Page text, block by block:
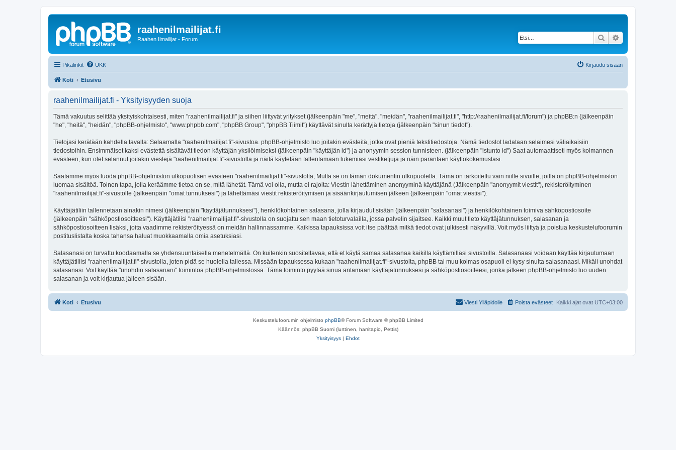
raahenilmailijat.fi
Raahen Ilmailijat - Forum Etsi
Pikalinkit UKK Kirjaudu sisään
Koti Etusivu
raahenilmailijat.fi - Yksityisyyden suoja
Tämä vakuutus selittää yksityiskohtaisesti, miten "raahenilmailijat.fi" ja siihen liittyvät yritykset (jälkeenpäin "me", "meitä", "meidän", "raahenilmailijat.fi", "http://raahenilmailijat.fi/forum") ja phpBB:n (jälkeenpäin
"he", "heitä", "heidän", "phpBB-ohjelmisto", "www.phpbb.com", "phpBB Group", "phpBB Tiimit") käyttävät sinulta kerättyjä tietoja (jälkeenpäin "sinun tiedot").
Tietojasi kerätään kahdella tavalla: Selaamalla "raahenilmailijat.fi"-sivustoa. phpBB-ohjelmisto luo joitakin evästeitä, jotka ovat pieniä tekstitiedostoja. Nämä tiedostot ladataan selaimesi väliaikaisiin
tiedostoihin. Ensimmäiset kaksi evästettä sisältävät tiedon käyttäjän yksilöimiseksi (jälkeenpäin "käyttäjän id") ja anonyymin session tunnisteen. (jälkeenpäin "istunto id") Saat automaattiseti myös kolmannen
evästeen, kun olet selannut joitakin viestejä "raahenilmailijat.fi"-sivustolla ja näitä käytetään tallentamaan lukemiasi vestiketjuja ja näin parantaen käyttökokemustasi.
Saatamme myös luoda phpBB-ohjelmiston ulkopuolisen evästeen "raahenilmailijat.fi"-sivustolta, Mutta se on tämän dokumentin ulkopuolella. Tämä on tarkoitettu vain niille sivuille, joilla on phpBB-ohjelmiston
luomaa sisältöä. Toinen tapa, jolla keräämme tietoa on se, mitä lähetät. Tämä voi olla, mutta ei rajoita: Viestin lähettäminen anonyyminä käyttäjänä (Jälkeenpäin "anonyymit viestit"), rekisteröityminen
"raahenilmailijat.fi"-sivustolle (jälkeenpäin "omat tunnuksesi") ja lähettämäsi viestit rekisteröitymisen ja sisäänkirjautumisen jälkeen (jälkeenpäin "omat viestisi").
Käyttäjätiliin tallennetaan ainakin nimesi (jälkeenpäin "käyttäjätunnuksesi"), henkilökohtainen salasana, jolla kirjaudut sisään (jälkeenpäin "salasanasi") ja henkilökohtainen toimiva sähköpostiosoite
(jälkeenpäin "sähköpostiosoitteesi"). Käyttäjätilisi "raahenilmailijat.fi"-sivustolla on suojattu sen maan tietoturvalailla, jossa palvelin sijaitsee. Kaikki muut tieto käyttäjätunnuksen, salasanan ja
sähköpostiosoitteen lisäksi, joita vaadimme rekisteröityessä on meidän hallinnassamme. Kaikissa tapauksissa voit itse päättää mitkä tiedot ovat julkisesti näkyvillä. Voit myös liittyä ja poistua keskustelufoorumin
postituslistalta koska tahansa haluat muokkaamalla omia asetuksiasi.
Salasanasi on turvattu koodaamalla se yhdensuuntaisella menetelmällä. On kuitenkin suositeltavaa, että et käytä samaa salasanaa kaikilla käyttämilläsi sivustoilla. Salasanaasi voidaan käyttää kirjautumaan
käyttäjätiliisi "raahenilmailijat.fi"-sivustolla, joten pidä se huolella tallessa. Missään tapauksessa kukaan "raahenilmailijat.fi"-sivustolta, phpBB tai muu kolmas osapuoli ei kysy sinulta salasanaasi. Mikäli unohdat
salasanasi. Voit käyttää "unohdin salasanani" toimintoa phpBB-ohjelmistossa. Tämä toiminto pyytää sinua antamaan käyttäjätunnuksesi ja sähköpostiosoitteesi, jonka jälkeen phpBB-ohjelmisto luo uuden
salasanan ja voit kirjautua jälleen sisään.
Koti Etusivu Kaikki ajat ovat UTC+03:00
Poista evästeet
Viesti Ylläpidolle
Keskustelufoorumin ohjelmisto phpBB® Forum Software © phpBB Limited
Käännös: phpBB Suomi (lurttinen, harritapio, Pettis)
Yksityisyys | Ehdot